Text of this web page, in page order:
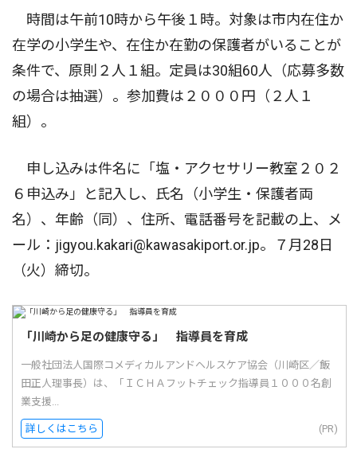
時間は午前10時から午後１時。対象は市内在住か
在学の小学生や、在住か在勤の保護者がいることが
条件で、原則２人１組。定員は30組60人（応募多数
の場合は抽選）。参加費は２０００円（２人１
組）。
申し込みは件名に「塩・アクセサリー教室２０２
６申込み」と記入し、氏名（小学生・保護者両
名）、年齢（同）、住所、電話番号を記載の上、メ
ール：jigyou.kakari@kawasakiport.or.jp。７月28日
（火）締切。
「川崎から足の健康守る」 指導員を育成
一般社団法人国際コメディカルアンドヘルスケア協会（川崎区／飯
田正人理事長）は、「ＩＣＨＡフットチェック指導員１０００名創
業支援...
詳しくはこちら (PR)